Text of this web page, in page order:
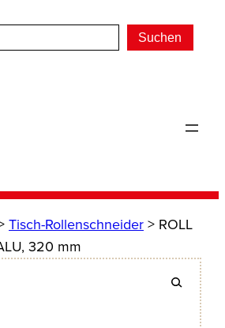
Suchen
Tisch-Rollenschneider> ROLL
320 mm